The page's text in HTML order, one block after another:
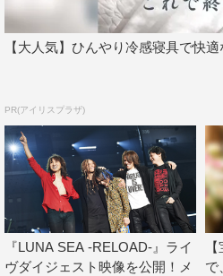
八木奈々 古川ほの
【大人気】ひんやり冷感寝具で快適
PR(アイリスプラザ)
『LUNA SEA -RELOAD-』ライ
ヴダイジェスト映像を公開！メ
で